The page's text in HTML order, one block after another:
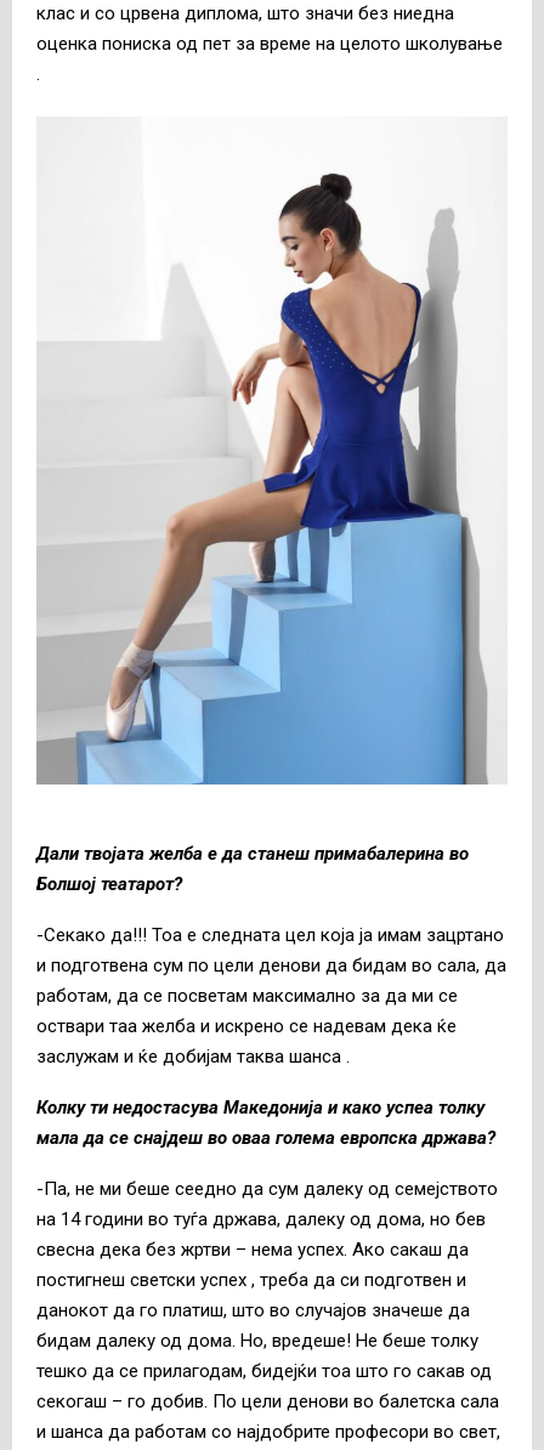
клас и со црвена диплома, што значи без ниедна
оценка пониска од пет за време на целото школување
.
Дали твојата желба е да станеш примабалерина во
Болшој театарот?
-Секако да!!! Тоа е следната цел која ја имам зацртано
и подготвена сум по цели денови да бидам во сала, да
работам, да се посветам максимално за да ми се
оствари таа желба и искрено се надевам дека ќе
заслужам и ќе добијам таква шанса .
Колку ти недостасува Македонија и како успеа толку
мала да се снајдеш во оваа голема европска држава?
-Па, не ми беше сеедно да сум далеку од семејството
на 14 години во туѓа држава, далеку од дома, но бев
свесна дека без жртви – нема успех. Ако сакаш да
постигнеш светски успех , треба да си подготвен и
данокот да го платиш, што во случајов значеше да
бидам далеку од дома. Но, вредеше! Не беше толку
тешко да се прилагодам, бидејќи тоа што го сакав од
секогаш – го добив. По цели денови во балетска сала
и шанса да работам со најдобрите професори во свет,